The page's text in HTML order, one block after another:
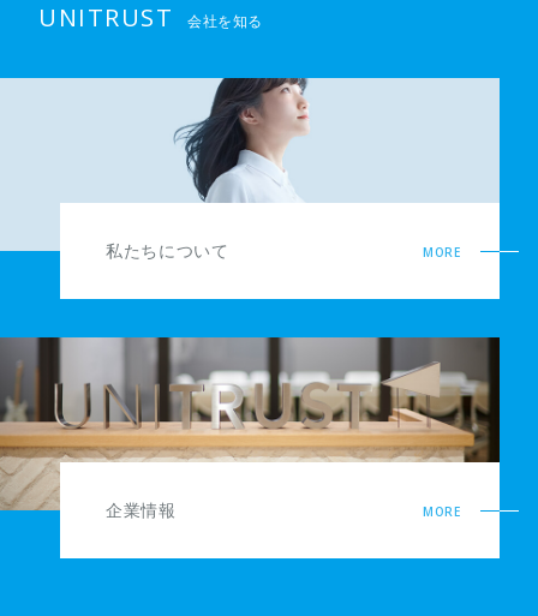
UNITRUST 会社を知る
私たちについて MORE
企業情報 MORE